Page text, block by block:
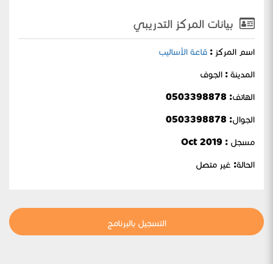
بيانات المركز التدريبي
اسم المركز : قاعة الأساليب
المدينة : الجوف
الهاتف: 0503398878
الجوال:
مسجل : Oct 2019
الحالة: غير متصل
التسجيل بالبرنامج